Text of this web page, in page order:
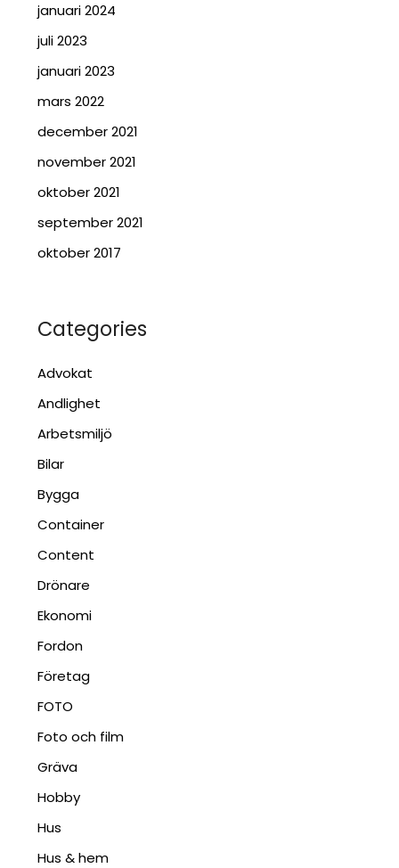
januari 2024
juli 2023
januari 2023
mars 2022
december 2021
november 2021
oktober 2021
september 2021
oktober 2017
Categories
Advokat
Andlighet
Arbetsmiljö
Bilar
Bygga
Container
Content
Drönare
Ekonomi
Fordon
Företag
FOTO
Foto och film
Gräva
Hobby
Hus
Hus & hem